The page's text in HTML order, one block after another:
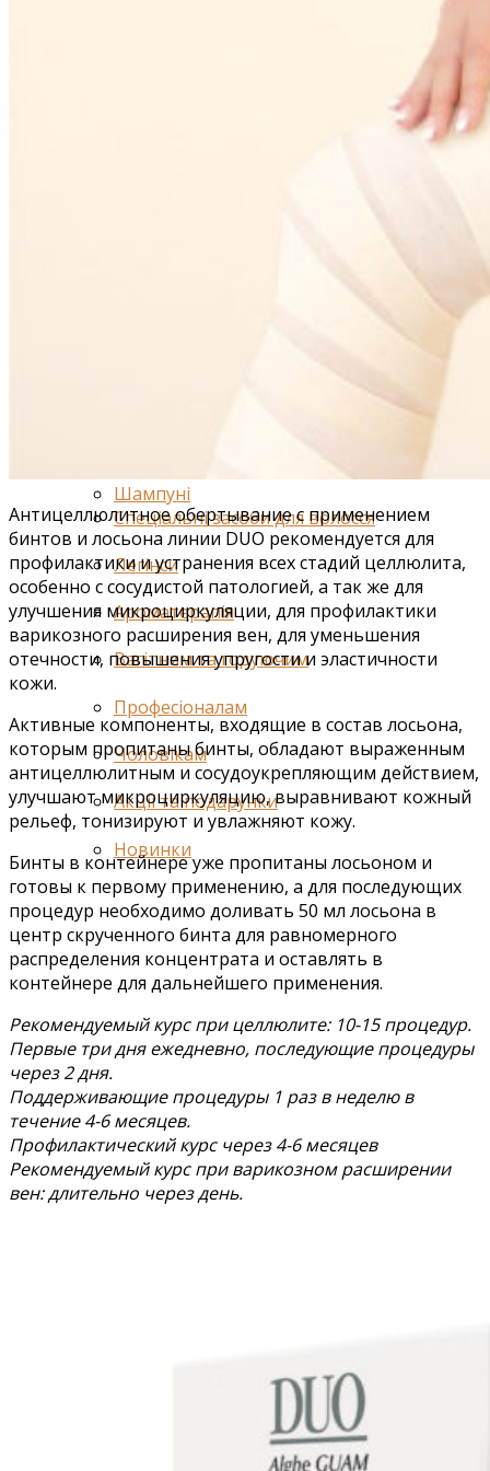
Щоденний догляд за обличчям
Шампуні
Спеціальні засоби для волосся
Легінси
Ароматерапія
Вагітним та годуючим
Професіоналам
Чоловікам
Акції та подарунки
Новинки
Антицеллюлитное обертывание с применением
бинтов и лосьона линии DUO рекомендуется для
профилактики и устранения всех стадий целлюлита,
особенно с сосудистой патологией, а так же для
улучшения микроциркуляции, для профилактики
варикозного расширения вен, для уменьшения
отечности, повышения упругости и эластичности
кожи.
Активные компоненты, входящие в состав лосьона,
которым пропитаны бинты, обладают выраженным
антицеллюлитным и сосудоукрепляющим действием,
улучшают микроциркуляцию, выравнивают кожный
рельеф, тонизируют и увлажняют кожу.
Бинты в контейнере уже пропитаны лосьоном и
готовы к первому применению, а для последующих
процедур необходимо доливать 50 мл лосьона в
центр скрученного бинта для равномерного
распределения концентрата и оставлять в
контейнере для дальнейшего применения.
Рекомендуемый курс при целлюлите: 10-15 процедур.
Первые три дня ежедневно, последующие процедуры
через 2 дня.
Поддерживающие процедуры 1 раз в неделю в
течение 4-6 месяцев.
Профилактический курс через 4-6 месяцев
Рекомендуемый курс при варикозном расширении
вен: длительно через день.